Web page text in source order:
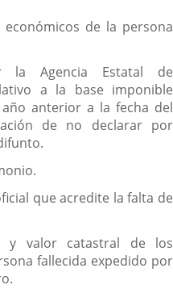
de la persona
la Agencia Estatal de
a la base imponible
anterior a la fecha del
de no declarar por
que acredite la falta de
y valor catastral de los
fallecida expedido por